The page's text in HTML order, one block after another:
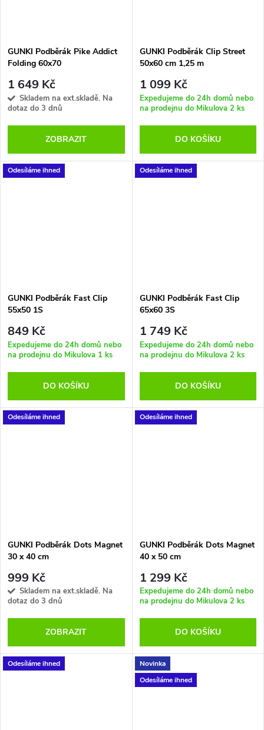
kompaktních přepravních
rozměrů. Podběrák je vhodný
pro lov velkých kaprů, ale stejně
tak i dravců ze břehu i ze člunu.
GUNKI Podběrák Pike Addict
Folding 60x70
1 649 Kč
Skladem na ext.skladě. Na
dotaz do 3 dnů
ZOBRAZIT
GUNKI Podběrák Clip Street
50x60 cm 1,25 m
1 099 Kč
Expedujeme do 24h domů nebo
na prodejnu do Mikulova 2 ks
DO KOŠÍKU
Odesíláme ihned
GUNKI Podběrák Fast Clip
55x50 1S
849 Kč
Expedujeme do 24h domů nebo
na prodejnu do Mikulova 1 ks
DO KOŠÍKU
Odesíláme ihned
GUNKI Podběrák Fast Clip
65x60 3S
1 749 Kč
Expedujeme do 24h domů nebo
na prodejnu do Mikulova 2 ks
DO KOŠÍKU
Odesíláme ihned
GUNKI Podběrák Dots Magnet
30 x 40 cm
999 Kč
Skladem na ext.skladě. Na
dotaz do 3 dnů
ZOBRAZIT
Odesíláme ihned
GUNKI Podběrák Dots Magnet
40 x 50 cm
1 299 Kč
Expedujeme do 24h domů nebo
na prodejnu do Mikulova 2 ks
DO KOŠÍKU
Odesíláme ihned
Novinka
Odesíláme ihned